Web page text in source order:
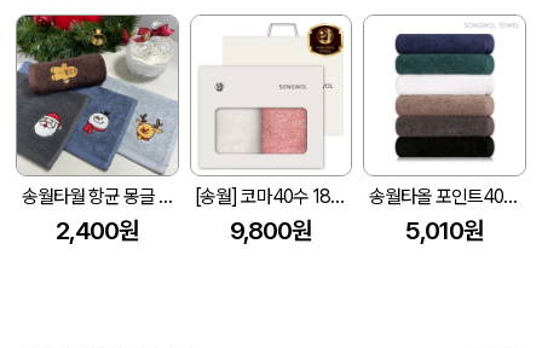
송월타월 항균 몽글 크리스마스 고리 핸드타올 1매
2,400원
[송월] 코마40수 180g 타월 2매세트 (쇼핑백포함) (40*80cm)
9,800원
송월타올 포인트40 세면타월 코마사 200g (40수/40*90cm)
5,010원